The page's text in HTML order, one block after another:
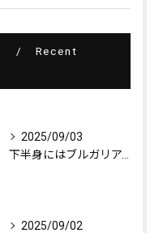
Recent
2025/09/03
2025/09/02